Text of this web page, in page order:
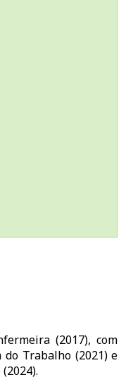
(2017), com
do Trabalho (2021) e